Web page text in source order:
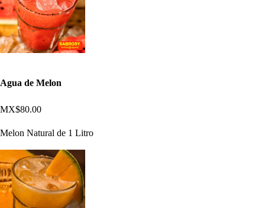
Agua de Melon
MX$80.00
Melon Natural de 1 Litro